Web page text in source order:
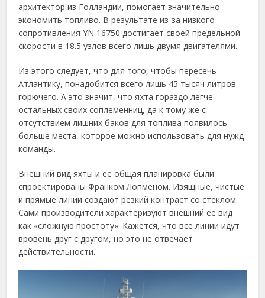
архитектор из Голландии, помогает значительно
экономить топливо. В результате из-за низкого
сопротивления YN 16750 достигает своей предельной
скорости в 18.5 узлов всего лишь двумя двигателями.
Из этого следует, что для того, чтобы пересечь
Атлантику, понадобится всего лишь 45 тысяч литров
горючего. А это значит, что яхта гораздо легче
остальных своих соплеменниц, да к тому же с
отсутствием лишних баков для топлива появилось
больше места, которое можно использовать для нужд
команды.
Внешний вид яхты и её общая планировка были
спроектированы Франком Лопменом. Изящные, чистые
и прямые линии создают резкий контраст со стеклом.
Сами производители характеризуют внешний ее вид
как «сложную простоту». Кажется, что все линии идут
вровень друг с другом, но это не отвечает
действительности.